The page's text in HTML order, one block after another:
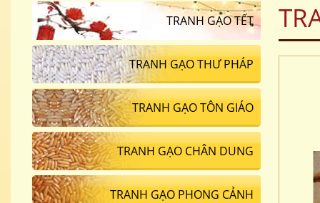
TRANH GẠO TẾT
TRANH GẠO THƯ PHÁP
TRANH GẠO TÔN GIÁO
TRANH GẠO CHÂN DUNG
TRANH GẠO PHONG CẢNH